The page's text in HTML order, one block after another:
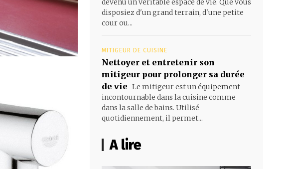
disposiez d'un grand terrain, d'une petite
cour ou...
MITIGEUR DE CUISINE
Nettoyer et entretenir son
mitigeur pour prolonger sa durée
de vie Le mitigeur est un équipement
incontournable dans la cuisine comme
dans la salle de bains. Utilisé
quotidiennement, il permet...
A lire